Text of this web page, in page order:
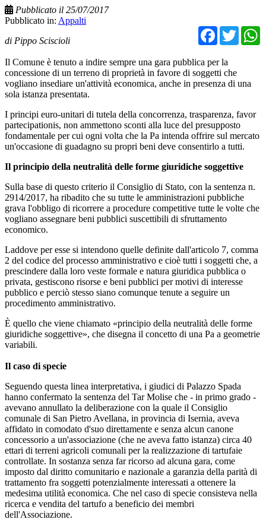
Pubblicato il 25/07/2017
Pubblicato in: Appalti
di Pippo Sciscioli
Il Comune è tenuto a indire sempre una gara pubblica per la
concessione di un terreno di proprietà in favore di soggetti che
vogliano insediare un'attività economica, anche in presenza di una
sola istanza presentata.
I principi euro-unitari di tutela della concorrenza, trasparenza, favor
partecipationis, non ammettono sconti alla luce del presupposto
fondamentale per cui ogni volta che la Pa intenda offrire sul mercato
un'occasione di guadagno su propri beni deve consentirlo a tutti.
Il principio della neutralità delle forme giuridiche soggettive
Sulla base di questo criterio il Consiglio di Stato, con la sentenza n.
2914/2017, ha ribadito che su tutte le amministrazioni pubbliche
grava l'obbligo di ricorrere a procedure competitive tutte le volte che
vogliano assegnare beni pubblici suscettibili di sfruttamento
economico.
Laddove per esse si intendono quelle definite dall'articolo 7, comma
2 del codice del processo amministrativo e cioè tutti i soggetti che, a
prescindere dalla loro veste formale e natura giuridica pubblica o
privata, gestiscono risorse e beni pubblici per motivi di interesse
pubblico e perciò stesso siano comunque tenute a seguire un
procedimento amministrativo.
È quello che viene chiamato «principio della neutralità delle forme
giuridiche soggettive», che disegna il concetto di una Pa a geometrie
variabili.
Il caso di specie
Seguendo questa linea interpretativa, i giudici di Palazzo Spada
hanno confermato la sentenza del Tar Molise che - in primo grado -
avevano annullato la deliberazione con la quale il Consiglio
comunale di San Pietro Avellana, in provincia di Isernia, aveva
affidato in comodato d'suo direttamente e senza alcun canone
concessorio a un'associazione (che ne aveva fatto istanza) circa 40
ettari di terreni agricoli comunali per la realizzazione di tartufaie
controllate. In sostanza senza far ricorso ad alcuna gara, come
imposto dal diritto comunitario e nazionale a garanzia della parità di
trattamento fra soggetti potenzialmente interessati a ottenere la
medesima utilità economica. Che nel caso di specie consisteva nella
ricerca e vendita del tartufo a beneficio dei membri
dell'Associazione.